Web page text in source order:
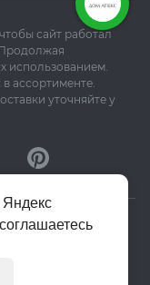
сайт работал
использованием.
ассортименте.
уточняйте у